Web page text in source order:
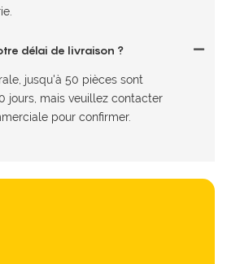
délai de livraison ?
jusqu'à 50 pièces sont
jours, mais veuillez contacter
pour confirmer.